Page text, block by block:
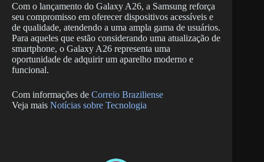
Com o lançamento do Galaxy A26, a Samsung reforça
seu compromisso em oferecer dispositivos acessíveis e
de qualidade, atendendo a uma ampla gama de usuários.
Para aqueles que estão considerando uma atualização de
smartphone, o Galaxy A26 representa uma
oportunidade de adquirir um aparelho moderno e
funcional.
Com informações de Correio Braziliense
Veja mais Notícias sobre Tecnologia